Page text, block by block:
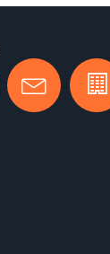
TELEFON
(+49)
89